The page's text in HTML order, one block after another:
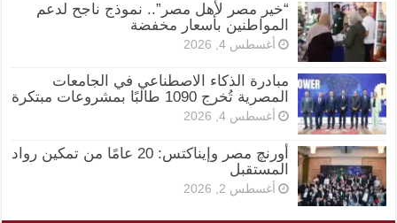
“خير مصر لأهل مصر”.. نموذج ناجح لدعم
المواطنين بأسعار مخفضة
أغسطس 4, 2026
مبادرة الذكاء الاصطناعي في الجامعات
المصرية تُخرج 1090 طالبًا بمشروعات مبتكرة
أغسطس 4, 2026
أورنچ مصر وإيناكتس: 20 عامًا من تمكين رواد
المستقبل
أغسطس 2, 2026